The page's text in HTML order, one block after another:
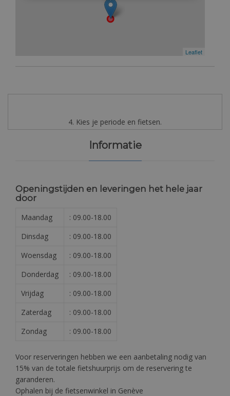
Leaflet
4. Kies je periode en fietsen.
Informatie
Openingstijden en leveringen het hele jaar
door
Maandag
: 09.00-18.00
Dinsdag
: 09.00-18.00
Woensdag
: 09.00-18.00
Donderdag
: 09.00-18.00
Vrijdag
: 09.00-18.00
Zaterdag
: 09.00-18.00
Zondag
: 09.00-18.00
Voor reserveringen hebben we een aanbetaling nodig van
15% van de totale fietshuurprijs om de reservering te
garanderen.
Ophalen bij de fietsenwinkel in Genève